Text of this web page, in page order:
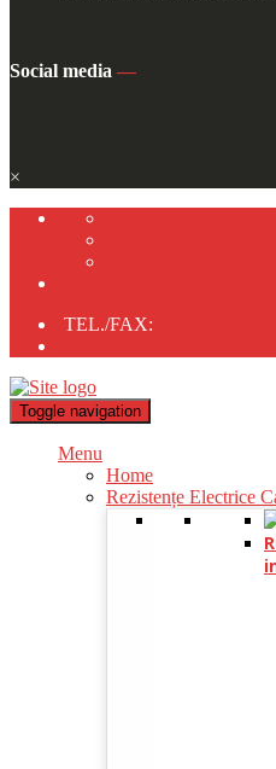
Social media —
×
TEL./FAX:
Toggle navigation
Menu
Home
Rezistențe Electrice